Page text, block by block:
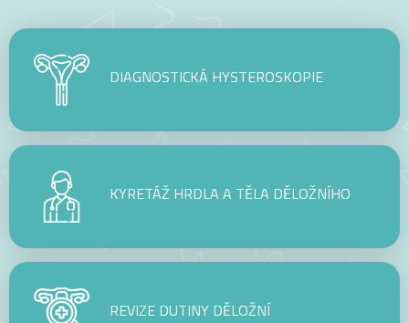
DIAGNOSTICKÁ HYSTEROSKOPIE
KYRETÁŽ HRDLA A TĚLA DĚLOŽNÍHO
REVIZE DUTINY DĚLOŽNÍ
telefon+420 588 884 180. V případě
akutních problémů zavolejte na horkou
linku+420 725 666 111.
pochopení.